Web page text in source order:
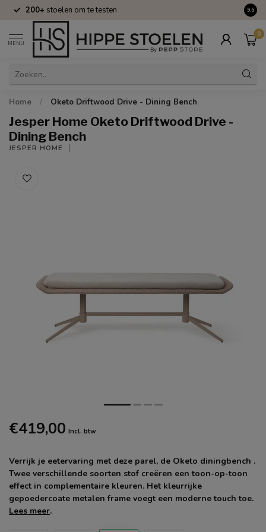
200+ stoelen om te testen 9.6
MENU
0
Home / Oketo Driftwood Drive - Dining Bench
Jesper Home Oketo Driftwood Drive -
Dining Bench
JESPER HOME
€419,00 Incl. btw
Verrijk je eetervaring met deze parel, de Oketo diningbench .
Twee verschillende soorten stof creëren een toon-op-toon
effect in complementaire kleuren. Het kleurrijke
gepoedercoate metalen frame voegt een moderne touch toe.
Lees meer.